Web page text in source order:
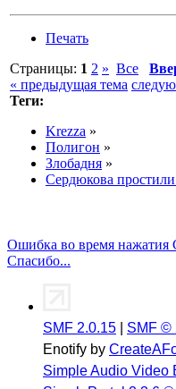
Печать
Страницы: 1 2 » Все
« предыдущая тема
Теги:
Krezza »
Полигон »
Злобадня »
Сердюкова
Ошибка во время нажатия
Спасибо...
SMF 2.0.15 SMF ©
Enotify by
Simple Audio Video